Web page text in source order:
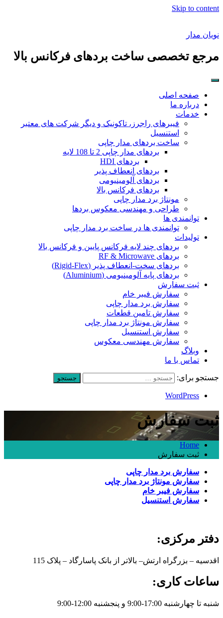
Skip to content
نویان مدار
مرجع تخصصی ساخت بردهای فرکانس بالا
صفحه اصلی
درباره ما
خدمات
فیبرهای راجرز، تاکونیک و دیگر شرکت های معتبر
استنسیل
ساخت بردهای مدار چاپی
بردهای مدار چاپی 2 تا 108 لایه
بردهای HDI
بردهای انعطاف پذیر
بردهای آلومینیومی
بردهای فرکانس بالا
مونتاژ برد مدار چاپی
طراحی و مهندسی معکوس بردها
توانمندی ها
توانمندی ها در ساخت برد مدار چاپی
تولیدات
بردهای چند لایه فرکانس پایین و فرکانس بالا
بردهای RF & Microwave
بردهای سخت-انعطاف پذیر (Rigid-Flex)
بردهای پایه آلومینیومی (Aluminium)
ثبت سفارش
سفارش فیبر خام
سفارش برد مدار چاپی
سفارش تامین قطعات
سفارش مونتاژ برد مدار چاپی
سفارش استنسیل
سفارش مهندسی معکوس
وبلاگ
تماس با ما
جستجو برای:
WordPress
ثبت سفارش
Home
ثبت سفارش
سفارش برد مدار چاپی
سفارش مونتاژ برد مدار چاپی
سفارش فیبر خام
سفارش استنسیل
دفتر مرکزی:
اقدسیه – بزرگراه ارتش– بالاتر از بانک پاسارگاد – پلاک 115
ساعات کاری:
شنبه تا چهارشنبه 17:00-9:00 و پنجشنبه 12:00-9:00